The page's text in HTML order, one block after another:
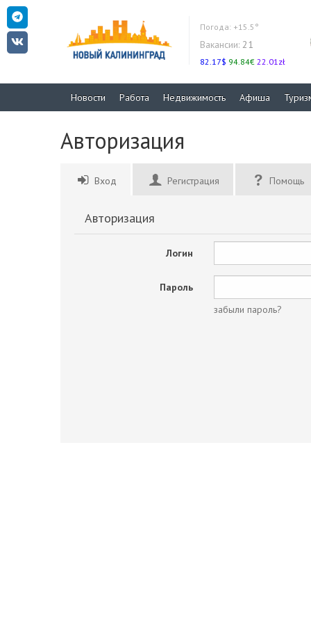
Погода: +15.5°
Вакансии: 21
82.17$ 94.84€ 22.01zł
Новости Работа Недвижимость Афиша
Авторизация
Вход Регистрация Помощь
Авторизация
Логин
Пароль
забыли пароль?